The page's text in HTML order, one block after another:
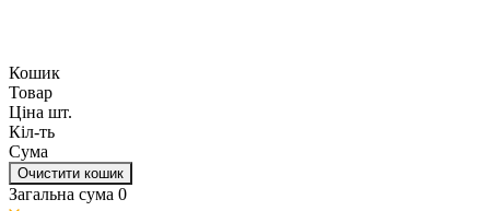
Кошик
Товар
Ціна шт.
Кіл-ть
Сума
Очистити кошик
Загальна сума 0